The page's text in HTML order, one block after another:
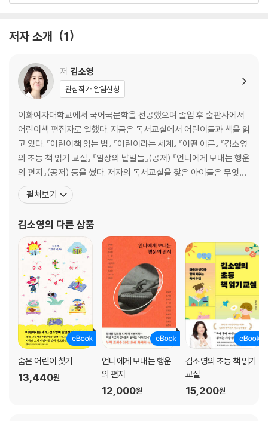
3. 어떤 책을 고를까?
쉽게 읽을 수 있는 책인가
이 책이 마음에 드는가
4. 책꽂이 정리
5. 문학?지식정보책 분류하기
6. 편독, 고쳐야 할까?
7. 3:2:1
Ⅲ 읽는 법: 갈래별 읽기 전략
8. 그림책: 구조와 의도 파악하기
이야기 구조 파악하기
9. 동화책: 줄거리, 패턴, 공감
줄거리 이해하기
이야기의 공식 알기
인물과 공감하기
10. 동시집: 빈 곳을 채우기
마음에 드는 시를 골라 본다
빈 곳을 채워 본다
11. 역사책: 감수성 기르기
인물 이야기 읽기
역사 감수성 익히기
12. 과학책: 지식을 전달하는 방법
지식을 전달하는 방법 배우기
원리를 이해하는 데서 오는 감동
저자 소개 1
저 김소영
관심작가 알림신청
이화여자대학교에서 국어국문학을 전공했으며 졸업 후 출판사에서
어린이책 편집자로 일했다. 지금은 독서교실에서 어린이들과 책을 읽
고 있다. 『어린이책 읽는 법』 『어린이라는 세계』 『어떤 어른』 『김소영
의 초등 책 읽기 교실』 『일상의 낱말들』(공저) 『언니에게 보내는 행운
의 편지』(공저) 등을 썼다. 저자의 독서교실을 찾은 아이들은 무엇보
다 책 읽기의 재미에 흠뻑 빠지게 되는데, 그 비결은 ‘말하기 독서
법’에 있다. 책을 읽은 후 아이가 가장 즐겁게 할 수 있고 실제로 도움
스스로 책 읽는 재미를 알게 하
펼쳐보기
김소영의 다른 상품
숨은 어린이 찾기
13,440원
언니에게 보내는 행운
의 편지
12,000원
김소영의 초등 책 읽기
교실
15,200원